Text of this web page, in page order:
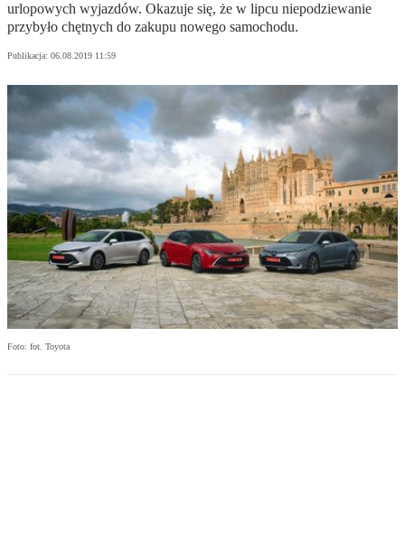
urlopowych wyjazdów. Okazuje się, że w lipcu niepodziewanie
przybyło chętnych do zakupu nowego samochodu.
Publikacja: 06.08.2019 11:59
Foto: fot. Toyota